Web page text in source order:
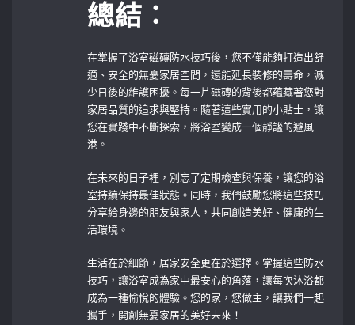
總結：
在掌握了浴室磁磚防水技巧後，您不僅能夠打造出舒
適、安全的無憂家居空間，還能延長裝修的壽命，減
少日後的維護困擾。每一片磁磚的背後都蕴藏著您對
家居品質的追求與堅持。隨著這些實用的小貼士，讓
您在實踐中不斷探索，將浴室變成一個靜謐的避風
港。
在未來的日子裡，別忘了定期檢查與保養，讓您的浴
室持續保持最佳狀態。同時，我們鼓勵您將這些技巧
分享給身邊的朋友與家人，共同創造美好、健康的生
活環境。
生活在於細節，居家安全更在於選擇。掌握這些防水
技巧，讓浴室成為家中最安心的角落，讓每次沐浴都
成為一種愉悅的體驗。您的家，您做主，讓我們一起
攜手，開創無憂家居的美好未來！